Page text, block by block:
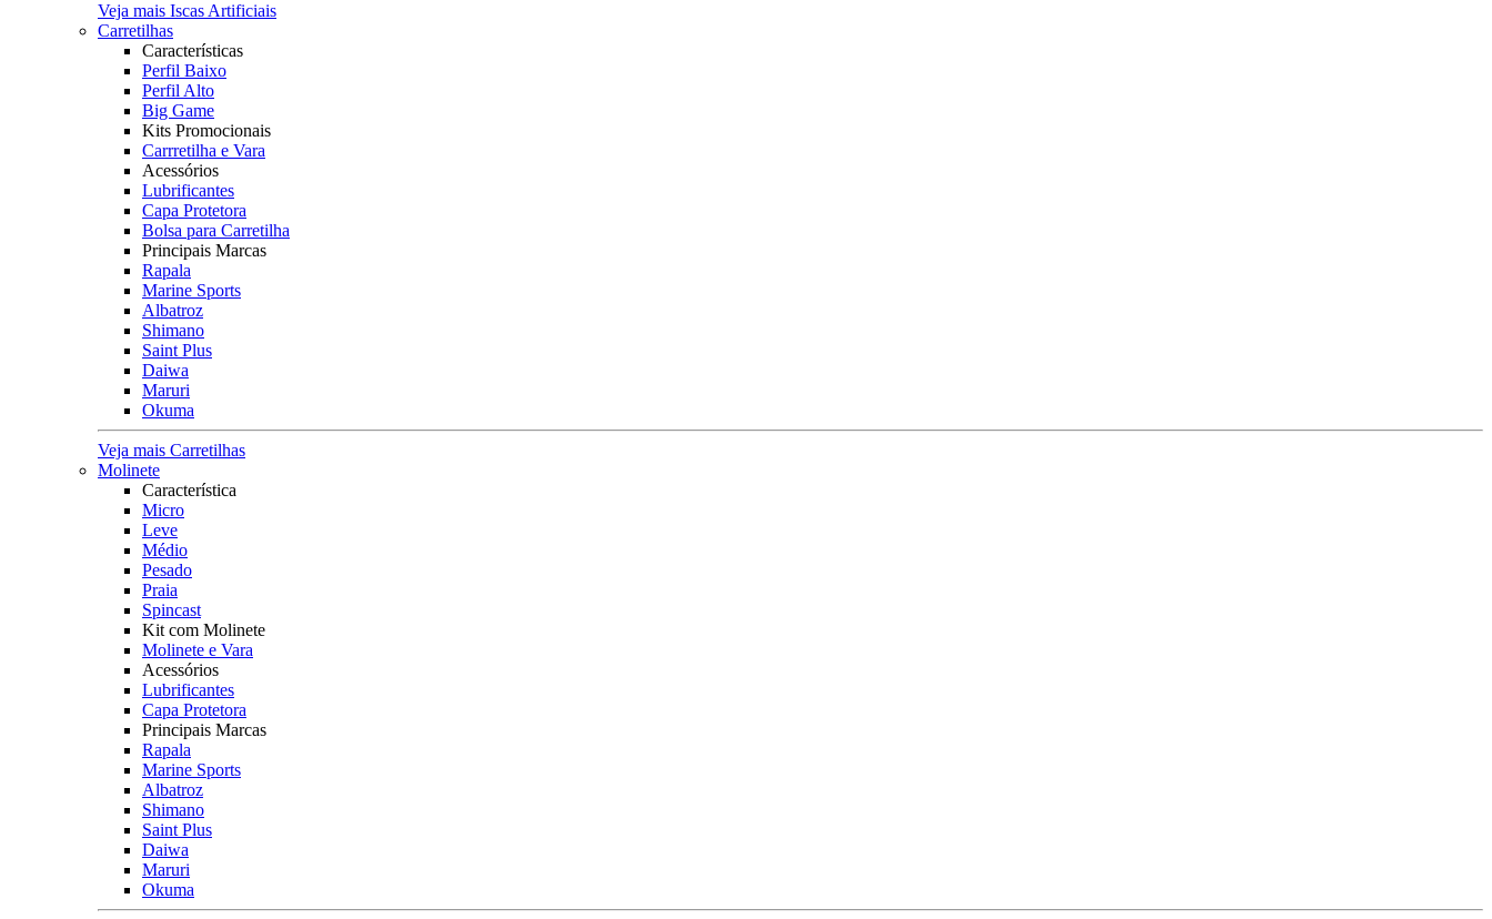
Veja mais Iscas Artificiais
Carretilhas
Características
Perfil Baixo
Perfil Alto
Big Game
Kits Promocionais
Carrretilha e Vara
Acessórios
Lubrificantes
Capa Protetora
Bolsa para Carretilha
Principais Marcas
Rapala
Marine Sports
Albatroz
Shimano
Saint Plus
Daiwa
Maruri
Okuma
Veja mais Carretilhas
Molinete
Característica
Micro
Leve
Médio
Pesado
Praia
Spincast
Kit com Molinete
Molinete e Vara
Acessórios
Lubrificantes
Capa Protetora
Principais Marcas
Rapala
Marine Sports
Albatroz
Shimano
Saint Plus
Daiwa
Maruri
Okuma